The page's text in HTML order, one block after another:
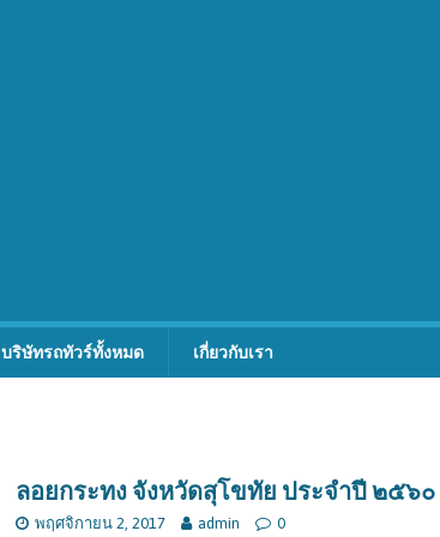
บริษัทรถทัวร์ทั้งหมด เกี่ยวกับเรา
ลอยกระทง จังหวัดสุโขทัย ประจำปี ๒๕๖๐
พฤศจิกายน 2, 2017 admin 0